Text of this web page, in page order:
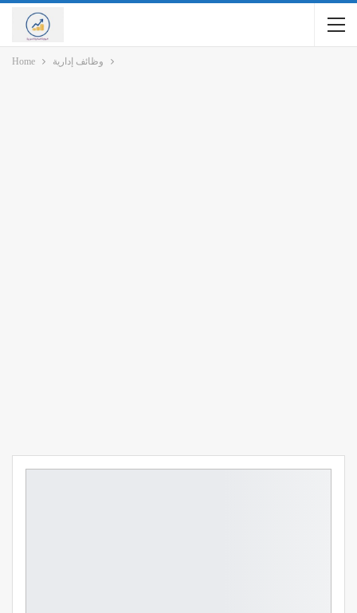
Home وظائف إدارية